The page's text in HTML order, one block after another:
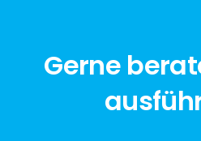
Gerne